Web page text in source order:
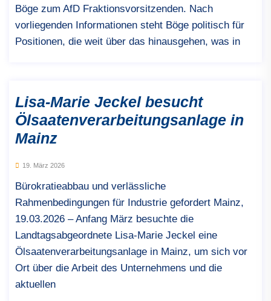
Böge zum AfD Fraktionsvorsitzenden. Nach
vorliegenden Informationen steht Böge politisch für
Positionen, die weit über das hinausgehen, was in
Lisa-Marie Jeckel besucht
Ölsaatenverarbeitungsanlage in
Mainz
19. März 2026
Bürokratieabbau und verlässliche
Rahmenbedingungen für Industrie gefordert Mainz,
19.03.2026 – Anfang März besuchte die
Landtagsabgeordnete Lisa-Marie Jeckel eine
Ölsaatenverarbeitungsanlage in Mainz, um sich vor
Ort über die Arbeit des Unternehmens und die
aktuellen